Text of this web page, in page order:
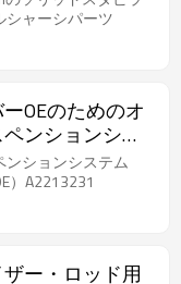
シャーシパーツ
OEのためのオ
ンションシス
ションシステム
）A2213231
ー・ロッド用